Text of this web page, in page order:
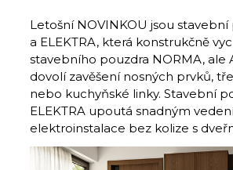
Letošní NOVINKOU jsou stavební
a ELEKTRA, která konstrukčně
stavebního pouzdra NORMA, ale
dovolí zavěšení nosných prvků,
nebo kuchyňské linky. Stavební
ELEKTRA upoutá snadným
elektroinstalace bez kolize s